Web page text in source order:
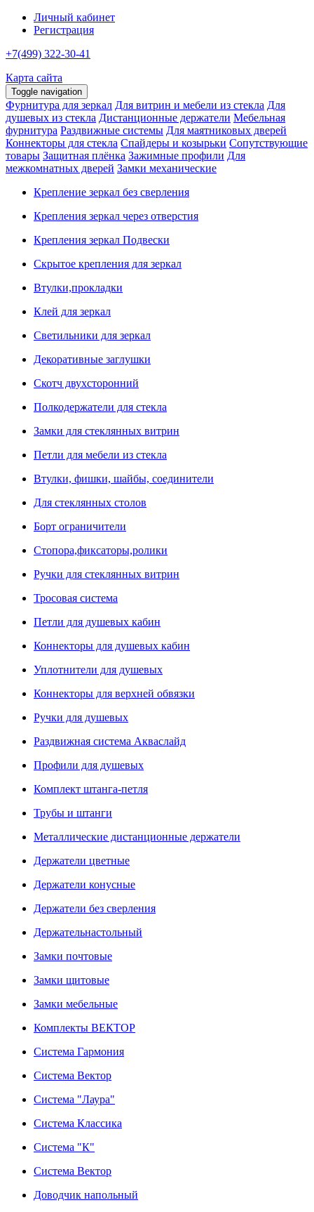
Личный кабинет
Регистрация
+7(499) 322-30-41
Карта сайта
Toggle navigation
Фурнитура для зеркал Для витрин и мебели из стекла Для
душевых из стекла Дистанционные держатели Мебельная
фурнитура Раздвижные системы Для маятниковых дверей
Коннекторы для стекла Спайдеры и козырьки Сопутствующие
товары Защитная плёнка Зажимные профили Для
межкомнатных дверей Замки механические
Крепление зеркал без сверления
Крепления зеркал через отверстия
Крепления зеркал Подвески
Скрытое крепления для зеркал
Втулки,прокладки
Клей для зеркал
Светильники для зеркал
Декоративные заглушки
Скотч двухсторонний
Полкодержатели для стекла
Замки для стеклянных витрин
Петли для мебели из стекла
Втулки, фишки, шайбы, соединители
Для стеклянных столов
Борт ограничители
Стопора,фиксаторы,ролики
Ручки для стеклянных витрин
Тросовая система
Петли для душевых кабин
Коннекторы для душевых кабин
Уплотнители для душевых
Коннекторы для верхней обвязки
Ручки для душевых
Раздвижная система Акваслайд
Профили для душевых
Комплект штанга-петля
Трубы и штанги
Металлические дистанционные держатели
Держатели цветные
Держатели конусные
Держатели без сверления
Держательнастольный
Замки почтовые
Замки щитовые
Замки мебельные
Комплекты ВЕКТОР
Система Гармония
Система Вектор
Система "Лаура"
Система Классика
Система "К"
Система Вектор
Доводчик напольный